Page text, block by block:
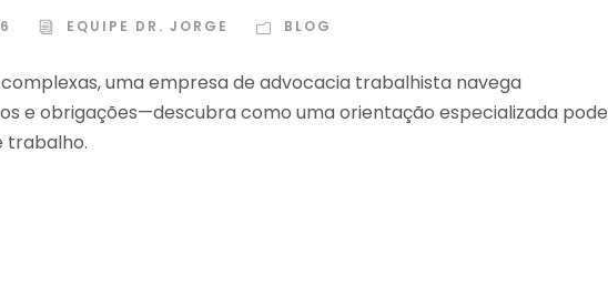
EQUIPE DR. JORGE BLOG
uma empresa de advocacia trabalhista navega
e obrigações—descubra como uma orientação especializada pode
trabalho.